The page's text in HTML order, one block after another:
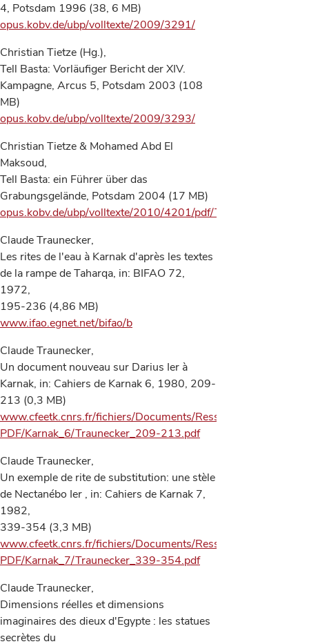
4, Potsdam 1996 (38, 6 MB)
opus.kobv.de/ubp/volltexte/2009/3291/
Christian Tietze (Hg.),
Tell Basta: Vorläufiger Bericht der XIV.
Kampagne, Arcus 5, Potsdam 2003 (108
MB)
opus.kobv.de/ubp/volltexte/2009/3293/
Christian Tietze & Mohamed Abd El
Maksoud,
Tell Basta: ein Führer über das
Grabungsgelände, Potsdam 2004 (17 MB)
opus.kobv.de/ubp/volltexte/2010/4201/pdf/
Claude Traunecker,
Les rites de l'eau à Karnak d'après les textes
de la rampe de Taharqa, in: BIFAO 72,
1972,
195-236 (4,86 MB)
www.ifao.egnet.net/bifao/b
Claude Traunecker,
Un document nouveau sur Darius Ier à
Karnak, in: Cahiers de Karnak 6, 1980, 209-
213 (0,3 MB)
www.cfeetk.cnrs.fr/fichiers/Documents/Ressources-
PDF/Karnak_6/Traunecker_209-213.pdf
Claude Traunecker,
Un exemple de rite de substitution: une stèle
de Nectanébo Ier , in: Cahiers de Karnak 7,
1982,
339-354 (3,3 MB)
www.cfeetk.cnrs.fr/fichiers/Documents/Ressources-
PDF/Karnak_7/Traunecker_339-354.pdf
Claude Traunecker,
Dimensions réelles et dimensions
imaginaires des dieux d'Egypte : les statues
secrètes du